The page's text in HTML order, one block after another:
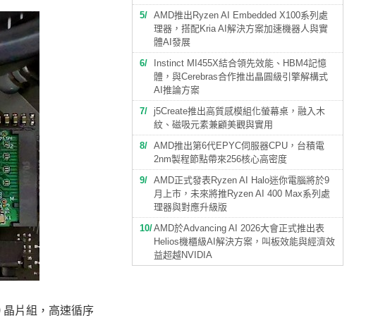
片組，高速循序
5
AMD推出Ryzen AI Embedded X100系列處
理器，搭配Kria AI解決方案加速機器人與實
體AI發展
6
Instinct MI455X結合領先效能、HBM4記憶
體，與Cerebras合作推出晶圓級引擎解構式
AI推論方案
7
j5Create推出高質感模組化螢幕桌，融入木
紋、磁吸元素兼顧美觀與實用
8
AMD推出第6代EPYC伺服器CPU，台積電
2nm製程節點帶來256核心高密度
9
AMD正式發表Ryzen AI Halo迷你電腦將於9
月上市，未來將推Ryzen AI 400 Max系列處
理器與對應升級版
10 AMD於Advancing AI 2026大會正式推出表
Helios機櫃級AI解決方案，叫板效能與經濟效
益超越NVIDIA